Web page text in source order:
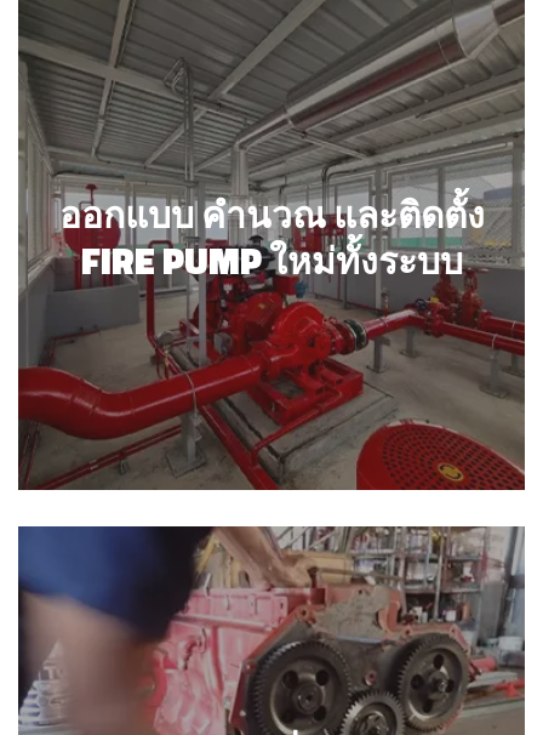
ออกแบบ คำนวณ และติดตั้ง
FIRE PUMP ใหม่ทั้งระบบ
ออกแบบ คำนวณ และติดตั้ง
FIRE PUMP ใหม่ทั้งระบบ
รายละเอียด
Overhaul เครื่องยนต์ขับเคลื่อน